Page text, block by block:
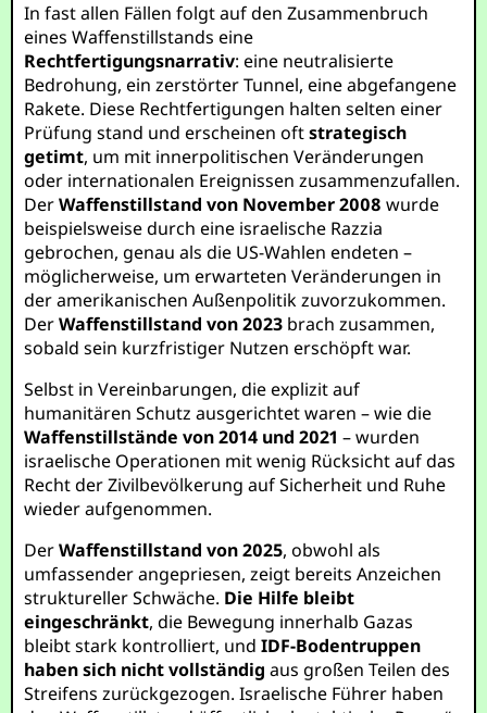
In fast allen Fällen folgt auf den Zusammenbruch
eines Waffenstillstands eine
Rechtfertigungsnarrativ: eine neutralisierte
Bedrohung, ein zerstörter Tunnel, eine abgefangene
Rakete. Diese Rechtfertigungen halten selten einer
Prüfung stand und erscheinen oftstrategisch
getimt, um mit innerpolitischen Veränderungen
oder internationalen Ereignissen zusammenzufallen.
DerWaffenstillstand von November 2008 wurde
beispielsweise durch eine israelische Razzia
gebrochen, genau als die US-Wahlen endeten –
möglicherweise, um erwarteten Veränderungen in
der amerikanischen Außenpolitik zuvorzukommen.
DerWaffenstillstand von 2023 brach zusammen,
sobald sein kurzfristiger Nutzen erschöpft war.
Selbst in Vereinbarungen, die explizit auf
humanitären Schutz ausgerichtet waren – wie die
Waffenstillstände von 2014 und 2021 – wurden
israelische Operationen mit wenig Rücksicht auf das
Recht der Zivilbevölkerung auf Sicherheit und Ruhe
wieder aufgenommen.
DerWaffenstillstand von 2025, obwohl als
umfassender angepriesen, zeigt bereits Anzeichen
struktureller Schwäche. Die Hilfe bleibt
eingeschränkt, die Bewegung innerhalb Gazas
bleibt stark kontrolliert, undIDF-Bodentruppen
haben sich nicht vollständig aus großen Teilen des
Streifens zurückgezogen. Israelische Führer haben